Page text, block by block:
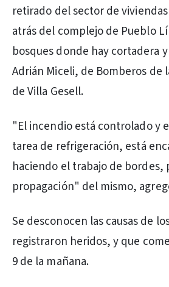
retirado del sector de
atrás del complejo de Pueblo
bosques donde hay cortadera
Adrián Miceli, de Bomberos de
de Villa Gesell.
"El incendio está controlado y
tarea de refrigeración, está
haciendo el trabajo de bordes,
propagación" del mismo,
Se desconocen las causas de
registraron heridos, y que
9 de la mañana.